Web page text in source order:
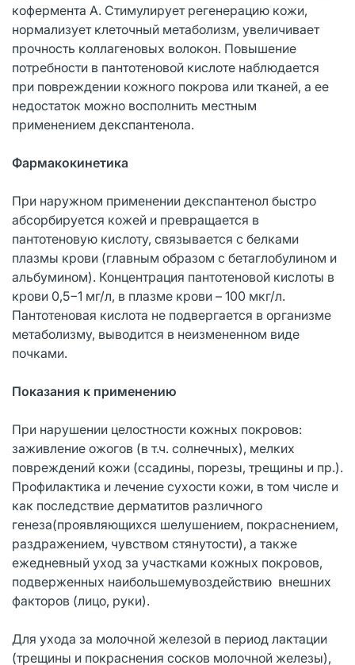
кофермента А. Стимулирует регенерацию кожи,
нормализует клеточный метаболизм, увеличивает
прочность коллагеновых волокон. Повышение
потребности в пантотеновой кислоте наблюдается
при повреждении кожного покрова или тканей, а ее
недостаток можно восполнить местным
применением декспантенола.
Фармакокинетика
При наружном применении декспантенол быстро
абсорбируется кожей и превращается в
пантотеновую кислоту, связывается с белками
плазмы крови (главным образом с бетаглобулином и
альбумином). Концентрация пантотеновой кислоты в
крови 0,5−1 мг/л, в плазме крови – 100 мкг/л.
Пантотеновая кислота не подвергается в организме
метаболизму, выводится в неизмененном виде
почками.
Показания к применению
При нарушении целостности кожных покровов:
заживление ожогов (в т.ч. солнечных), мелких
повреждений кожи (ссадины, порезы, трещины и пр.).
Профилактика и лечение сухости кожи, в том числе и
как последствие дерматитов различного
генеза(проявляющихся шелушением, покраснением,
раздражением, чувством стянутости), а также
ежедневный уход за участками кожных покровов,
подверженных наибольшемувоздействию внешних
факторов (лицо, руки).
Для ухода за молочной железой в период лактации
(трещины и покраснения сосков молочной железы),